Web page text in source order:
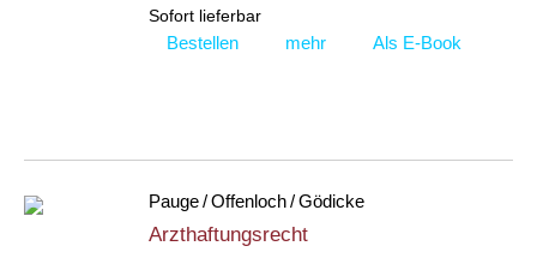
Sofort lieferbar
Bestellen mehr Als E-Book
Pauge / Offenloch / Gödicke
Arzthaftungsrecht